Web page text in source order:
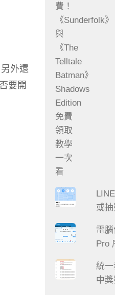
外還
要開
或
電
Pro
統
中